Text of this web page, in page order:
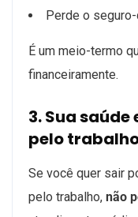
Perde o
É um meio-termo
financeiramente.
3. Sua
pelo
Se você quer sair
pelo trabalho, não